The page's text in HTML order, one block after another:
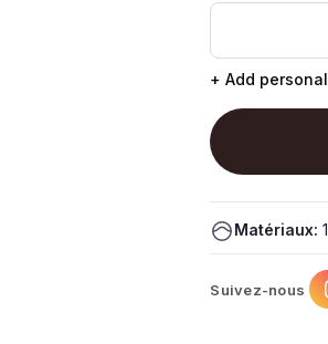
+ Add
Matériaux:
Suivez-nous